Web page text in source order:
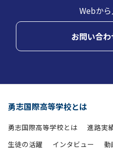
Webか
お問い合
勇志国際高等学校とは
勇志国際高等学校とは
進路実
生徒の活躍
インタビュー 動